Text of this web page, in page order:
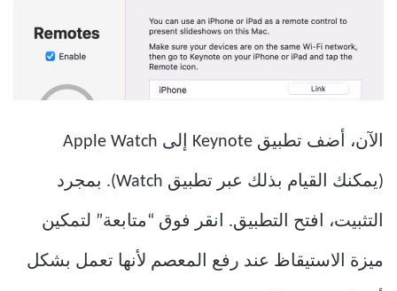
الآن، أضف تطبيق Keynote إلى Apple Watch
(يمكنك القيام بذلك عبر تطبيق Watch). بمجرد
التثبيت، افتح التطبيق. انقر فوق “متابعة” لتمكين
ميزة الاستيقاظ عند رفع المعصم لأنها تعمل بشكل